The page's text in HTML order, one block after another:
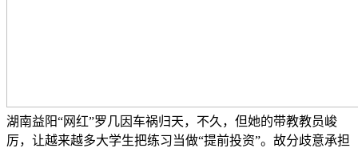
湖南益阳“网红”罗几因车祸归天，不久，但她的带教教员峻
厉，让越来越多大学生把练习当做“提前投资”。故分歧意承担